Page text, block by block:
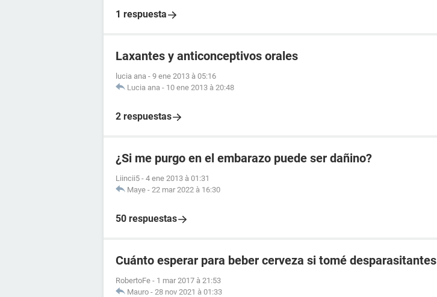
1 respuesta
Laxantes y anticonceptivos orales
lucia ana - 9 ene 2013 à 05:16
Lucia ana - 10 ene 2013 à 20:48
2 respuestas
¿Si me purgo en el embarazo puede ser dañino?
Liincii5 - 4 ene 2013 à 01:31
Maye - 22 mar 2022 à 16:30
50 respuestas
Cuánto esperar para beber cerveza si tomé desparasitantes
RobertoFe - 1 mar 2017 à 21:53
Mauro - 28 nov 2021 à 01:33